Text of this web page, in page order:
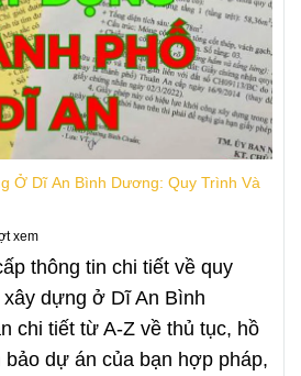
Ở Dĩ An Bình Dương: Quy Trình Và
xem
thông tin chi tiết về quy
dựng ở Dĩ An Bình
chi tiết từ A-Z về thủ tục, hồ
dự án của bạn hợp pháp,